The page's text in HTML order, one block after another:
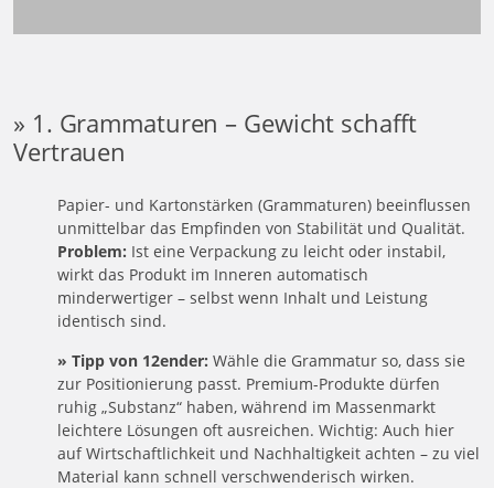
» 1. Grammaturen – Gewicht schafft
Vertrauen
Papier- und Kartonstärken (Grammaturen) beeinflussen
unmittelbar das Empfinden von Stabilität und Qualität.
Problem: Ist eine Verpackung zu leicht oder instabil,
wirkt das Produkt im Inneren automatisch
minderwertiger – selbst wenn Inhalt und Leistung
identisch sind.
» Tipp von 12ender: Wähle die Grammatur so, dass sie
zur Positionierung passt. Premium-Produkte dürfen
ruhig „Substanz“ haben, während im Massenmarkt
leichtere Lösungen oft ausreichen. Wichtig: Auch hier
auf Wirtschaftlichkeit und Nachhaltigkeit achten – zu viel
Material kann schnell verschwenderisch wirken.